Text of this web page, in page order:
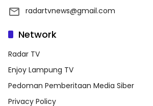
radartvnews@gmail.com
Network
Radar TV
Enjoy Lampung TV
Pedoman Pemberitaan Media Siber
Privacy Policy